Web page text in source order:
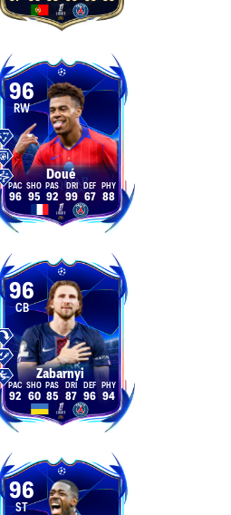
96
RW
Doué
96 95 92 99 67 88
96
CB
Zabarnyi
92 60 85 87 96 94
96
ST